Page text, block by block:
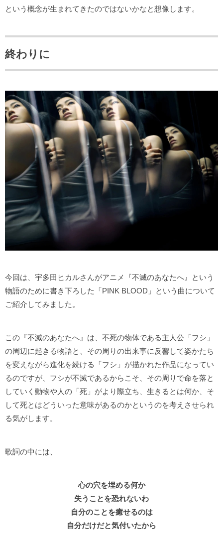
という概念が生まれてきたのではないかなと想像します。
終わりに
今回は、宇多田ヒカルさんがアニメ『不滅のあなたへ』という
物語のために書き下ろした「PINK BLOOD」という曲について
ご紹介してみました。
この『不滅のあなたへ』は、不死の物体である主人公「フシ」
の周辺に起きる物語と、その周りの出来事に反響して姿かたち
を変えながら進化を続ける「フシ」が描かれた作品になってい
るのですが、フシが不滅であるからこそ、その周りで命を落と
していく動物や人の「死」がより際立ち、生きるとは何か、そ
して死とはどういった意味があるのかというのを考えさせられ
る気がします。
歌詞の中には、
心の穴を埋める何か
失うことを恐れないわ
自分のことを癒せるのは
自分だけだと気付いたから